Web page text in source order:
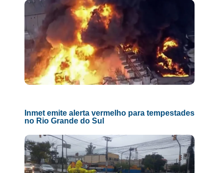
Inmet emite alerta vermelho para tempestades
no Rio Grande do Sul